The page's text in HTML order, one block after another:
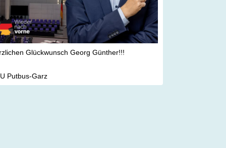
Glückwunsch Georg Günther!!!
Putbus-Garz